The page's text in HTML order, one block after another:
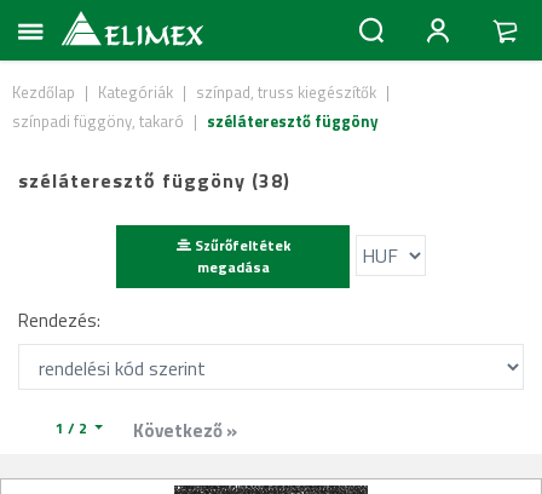
Kezdőlap | Kategóriák | színpad, truss kiegészítők |
színpadi függöny, takaró | széláteresztő függöny
széláteresztő függöny (38)
Szűrőfeltétek
megadása
Rendezés:
1 / 2 Következő »